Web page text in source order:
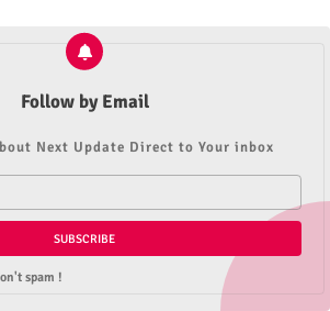
Follow by Email
Next Update Direct to Your inbox
spam !